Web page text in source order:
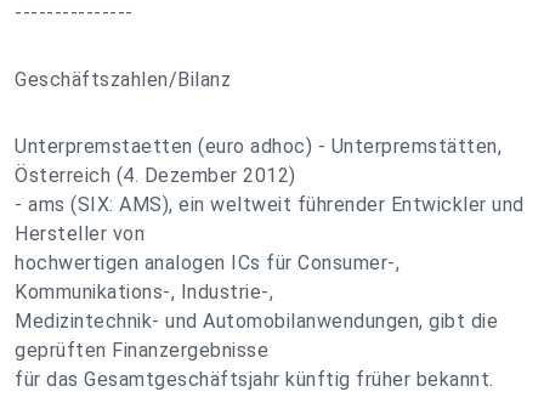
---------------
Geschäftszahlen/Bilanz
Unterpremstaetten (euro adhoc) - Unterpremstätten,
Österreich (4. Dezember 2012)
- ams (SIX: AMS), ein weltweit führender Entwickler und
Hersteller von
hochwertigen analogen ICs für Consumer-,
Kommunikations-, Industrie-,
Medizintechnik- und Automobilanwendungen, gibt die
geprüften Finanzergebnisse
für das Gesamtgeschäftsjahr künftig früher bekannt.